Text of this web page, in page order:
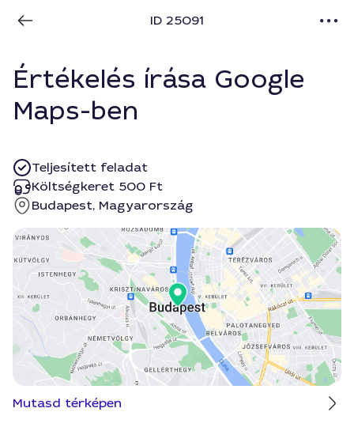
ID 25091
Értékelés írása Google
Maps-ben
Teljesített feladat
Költségkeret 500 Ft
Budapest, Magyarország
Mutasd térképen